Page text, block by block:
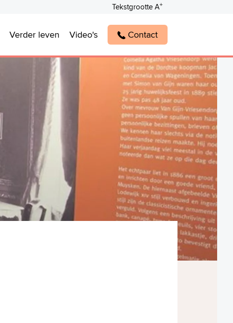
Tekstgrootte A+
Verder leven Video's Contact